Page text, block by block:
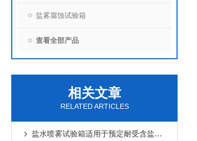
盐雾腐蚀试验箱
查看全部产品
相关文章
RELATED ARTICLES
盐水喷雾试验箱适用于预定耐受含盐大气元件或设备